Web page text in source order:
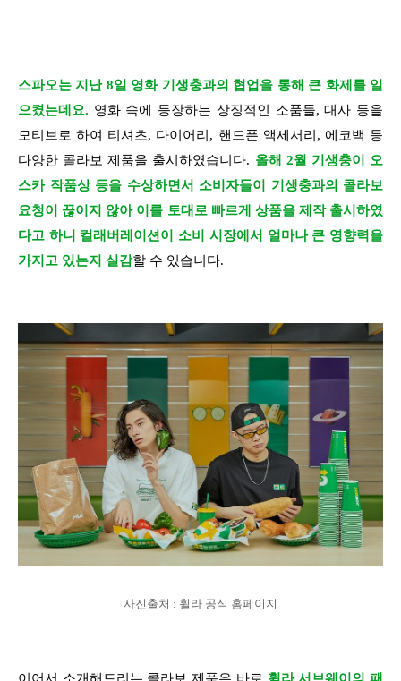
스파오는 지난 8일 영화 기생충과의 협업을 통해 큰 화제를 일
으켰는데요. 영화 속에 등장하는 상징적인 소품들, 대사 등을
모티브로 하여 티셔츠, 다이어리, 핸드폰 액세서리, 에코백 등
다양한 콜라보 제품을 출시하였습니다. 올해 2월 기생충이 오
스카 작품상 등을 수상하면서 소비자들이 기생충과의 콜라보
요청이 끊이지 않아 이를 토대로 빠르게 상품을 제작 출시하였
다고 하니 컬래버레이션이 소비 시장에서 얼마나 큰 영향력을
가지고 있는지 실감할 수 있습니다.
사진출처 : 휠라 공식 홈페이지